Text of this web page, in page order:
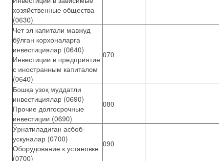
хозяйственные общества
(0630)
Чет эл капитали мавжуд
бўлган корхоналарга
инвестициялар (0640)
Инвестиции в предприятие
с иностранным капиталом
(0640)
070
Бошқа узоқ муддатли
инвестициялар (0690)
Прочие долгосрочные
инвестиции (0690)
080
Ўрнатиладиган асбоб-
ускуналар (0700)
Оборудование к установке
(0700)
090